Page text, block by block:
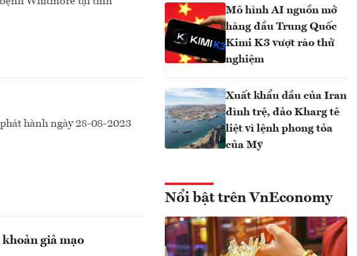
hành ngày 28-08-2023
giả mạo
Mô hình AI nguồn mở
hàng đầu Trung Quốc
Kimi K3 vượt rào thử
nghiệm
Xuất khẩu dầu của Iran
đình trệ, đảo Kharg tê
liệt vì lệnh phong tỏa
của Mỹ
Nổi bật trên VnEconomy